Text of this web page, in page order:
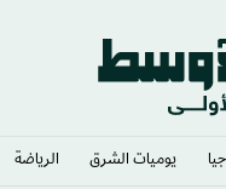
يوميات الشرق​ الرياضة